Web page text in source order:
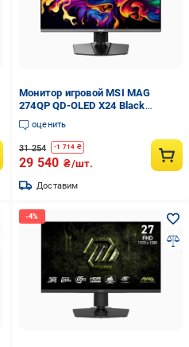
Монитор игровой MSI MAG
274QP QD-OLED X24 Black
(35575531)
оценить
31 254 -1 714 ₴
29 540 ₴/шт.
Доставим